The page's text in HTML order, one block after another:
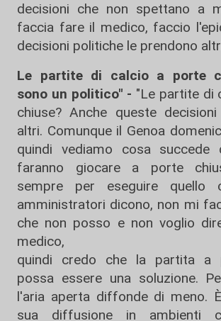
decisioni che non spettano a
faccia fare il medico, faccio
decisioni politiche le prendono
Le partite di calcio a porte
sono un politico" - "Le partite di
chiuse? Anche queste
altri. Comunque il Genoa
quindi vediamo cosa succede
faranno giocare a porte
sempre per eseguire quello
amministratori dicono, non mi
che non posso e non voglio
medico,
quindi credo che la partita a
possa essere una soluzione.
l'aria aperta diffonde di meno.
sua diffusione in ambienti